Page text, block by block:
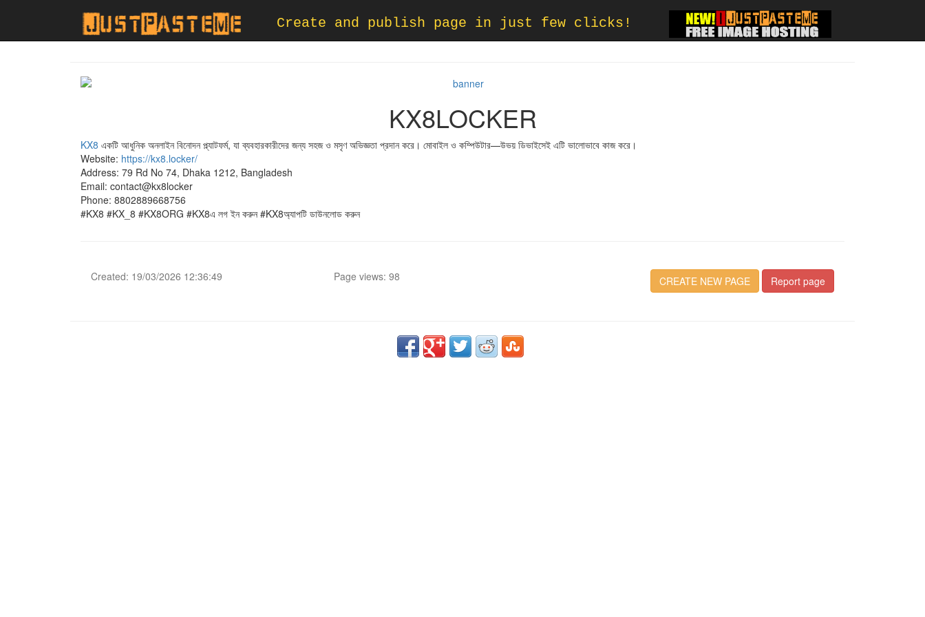
Create and publish page in just few clicks!
KX8LOCKER
KX8 একটি আধুনিক অনলাইন বিনোদন প্ল্যাটফর্ম, যা ব্যবহারকারীদের জন্য সহজ ও মসৃণ অভিজ্ঞতা প্রদান করে। মোবাইল ও কম্পিউটার—উভয় ডিভাইসেই এটি ভালোভাবে কাজ করে।
Website: https://kx8.locker/
Address: 79 Rd No 74, Dhaka 1212, Bangladesh
Email: contact@kx8locker
Phone: 8802889668756
#KX8 #KX_8 #KX8ORG #KX8এ লগ ইন করুন #KX8অ্যাপটি ডাউনলোড করুন
Created: 19/03/2026 12:36:49 Page views: 98 CREATE NEW PAGE Report page